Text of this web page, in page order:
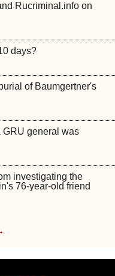
Rucriminal.info on
days?
of Baumgertner's
GRU general was
investigating the
76-year-old friend